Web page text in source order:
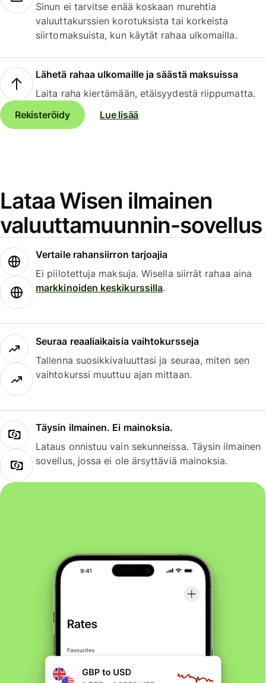
Sinun ei tarvitse enää koskaan murehtia
valuuttakurssien korotuksista tai korkeista
siirtomaksuista, kun käytät rahaa ulkomailla.
Lähetä rahaa ulkomaille ja säästä maksuissa
Laita raha kiertämään, etäisyydestä riippumatta.
Rekisteröidy
Lue lisää
Lataa Wisen ilmainen
valuuttamuunnin-sovellus
Vertaile rahansiirron tarjoajia
Ei piilotettuja maksuja. Wisella siirrät rahaa aina
markkinoiden keskikurssilla.
Seuraa reaaliaikaisia vaihtokursseja
Tallenna suosikkivaluuttasi ja seuraa, miten sen
vaihtokurssi muuttuu ajan mittaan.
Täysin ilmainen. Ei mainoksia.
Lataus onnistuu vain sekunneissa. Täysin ilmainen
sovellus, jossa ei ole ärsyttäviä mainoksia.